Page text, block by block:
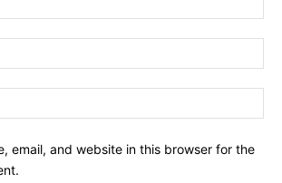
email, and website in this browser for the